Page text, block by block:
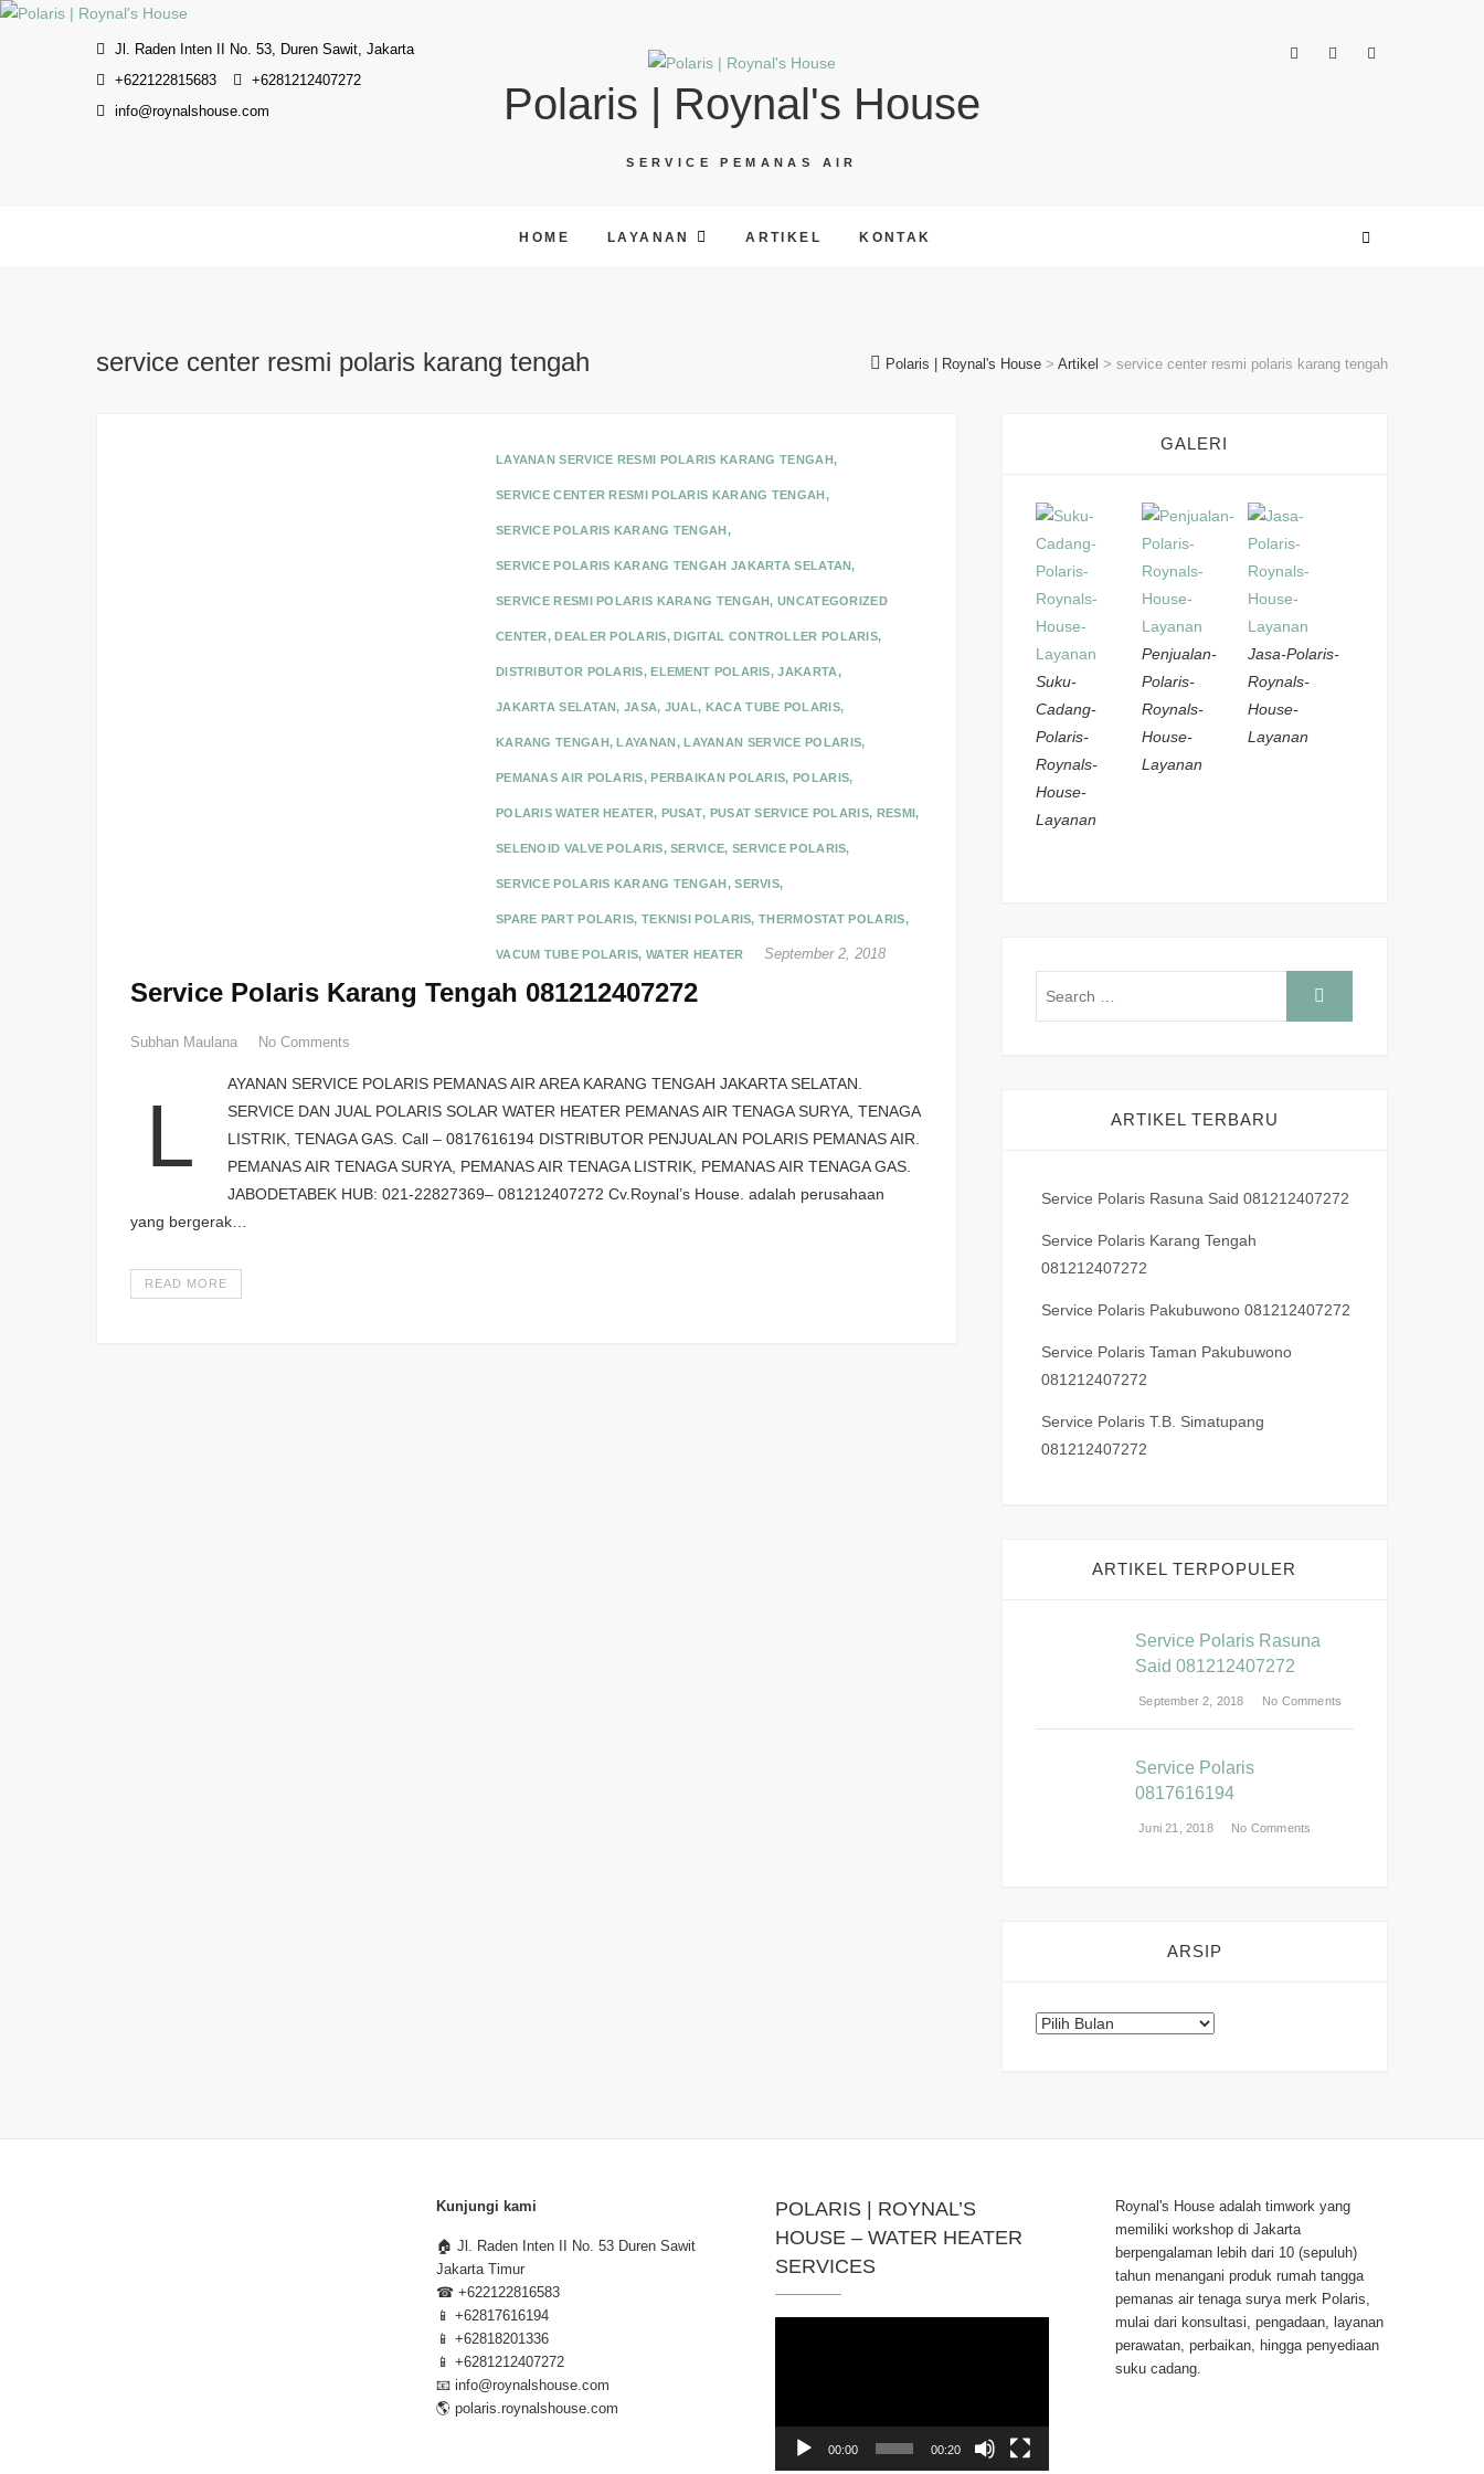
Skip
Jl. Raden Inten II No. 53, Duren Sawit, Jakarta
+622122815683
+6281212407272
info@roynalshouse.com
Polaris | Roynal's House
SERVICE PEMANAS AIR
HOME LAYANAN ARTIKEL KONTAK
service center resmi polaris karang tengah Polaris | Roynal's House > Artikel > service center resmi polaris karang tengah
LAYANAN SERVICE RESMI POLARIS KARANG TENGAH,
SERVICE CENTER RESMI POLARIS KARANG TENGAH,
SERVICE POLARIS KARANG TENGAH,
SERVICE POLARIS KARANG TENGAH JAKARTA SELATAN,
SERVICE RESMI POLARIS KARANG TENGAH,UNCATEGORIZED
CENTER,DEALER POLARIS,DIGITAL CONTROLLER POLARIS,
DISTRIBUTOR POLARIS,ELEMENT POLARIS,JAKARTA,
JAKARTA SELATAN,JASA, JUAL, KACA TUBE POLARIS,
KARANG TENGAH,LAYANAN,LAYANAN SERVICE POLARIS,
PEMANAS AIR POLARIS,PERBAIKAN POLARIS, POLARIS,
POLARIS WATER HEATER, PUSAT, PUSAT SERVICE POLARIS, RESMI,
SELENOID VALVE POLARIS,SERVICE, SERVICE POLARIS,
SERVICE POLARIS KARANG TENGAH,SERVIS,
SPARE PART POLARIS, TEKNISI POLARIS,THERMOSTAT POLARIS,
VACUM TUBE POLARIS, WATER HEATER September 2, 2018
Service Polaris Karang Tengah 081212407272
Subhan Maulana No Comments
L
AYANAN SERVICE POLARIS PEMANAS AIR AREA KARANG TENGAH JAKARTA SELATAN.
SERVICE DAN JUAL POLARIS SOLAR WATER HEATER PEMANAS AIR TENAGA SURYA, TENAGA
LISTRIK, TENAGA GAS. Call – 0817616194 DISTRIBUTOR PENJUALAN POLARIS PEMANAS AIR.
PEMANAS AIR TENAGA SURYA, PEMANAS AIR TENAGA LISTRIK, PEMANAS AIR TENAGA GAS.
JABODETABEK HUB: 021-22827369– 081212407272 Cv.Roynal’s House. adalah perusahaan
yang bergerak…
READ MORE
GALERI
Suku-
Cadang-
Polaris-
Roynals-
House-
Layanan
Penjualan-
Polaris-
Roynals-
House-
Layanan
Jasa-Polaris-
Roynals-
House-
Layanan
ARTIKEL TERBARU
Service Polaris Rasuna Said 081212407272
Service Polaris Karang Tengah
081212407272
Service Polaris Pakubuwono 081212407272
Service Polaris Taman Pakubuwono
081212407272
Service Polaris T.B. Simatupang
081212407272
ARTIKEL TERPOPULER
Service Polaris Rasuna
Said 081212407272
September 2, 2018 No Comments
Service Polaris
0817616194
Juni 21, 2018 No Comments
ARSIP
Arsip
Kunjungi kami
🏠 Jl. Raden Inten II No. 53 Duren Sawit
Jakarta Timur
☎ +622122816583
📱 +62817616194
📱 +62818201336
📱 +6281212407272
📧 info@roynalshouse.com
🌎 polaris.roynalshouse.com
POLARIS | ROYNAL’S
HOUSE – WATER HEATER
SERVICES
00:00 00:20
Roynal's House adalah timwork yang
memiliki workshop di Jakarta
berpengalaman lebih dari 10 (sepuluh)
tahun menangani produk rumah tangga
pemanas air tenaga surya merk Polaris,
mulai dari konsultasi, pengadaan, layanan
perawatan, perbaikan, hingga penyediaan
suku cadang.